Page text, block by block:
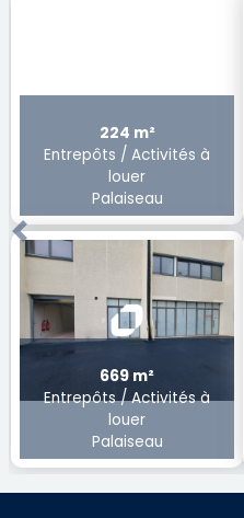
224 m²
Entrepôts / Activités à
louer
Palaiseau
669 m²
Entrepôts / Activités à
louer
Palaiseau
Previous